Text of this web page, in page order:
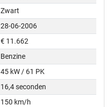
Zwart
28-06-2006
€ 11.662
Benzine
45 kW / 61 PK
16,4 seconden
150 km/h